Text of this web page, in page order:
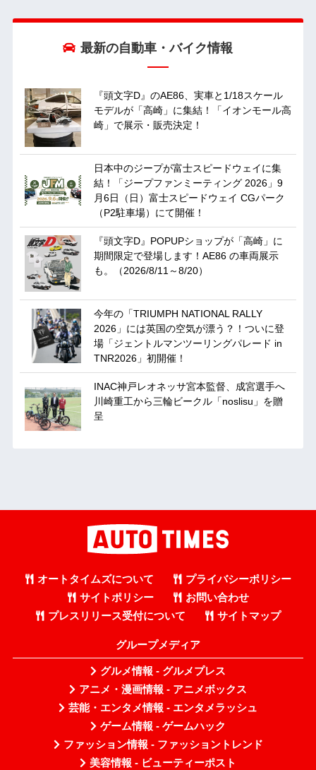
最新の自動車・バイク情報
『頭文字D』のAE86、実車と1/18スケール
モデルが「高崎」に集結！「イオンモール高
崎」で展示・販売決定！
日本中のジープが富士スピードウェイに集
結！「ジープファンミーティング 2026」9
月6日（日）富士スピードウェイ CGパーク
（P2駐車場）にて開催！
『頭文字D』POPUPショップが「高崎」に
期間限定で登場します！AE86 の車両展示
も。（2026/8/11～8/20）
今年の「TRIUMPH NATIONAL RALLY
2026」には英国の空気が漂う？！ついに登
場「ジェントルマンツーリングパレード in
TNR2026」初開催！
INAC神戸レオネッサ宮本監督、成宮選手へ
川崎重工から三輪ビークル「noslisu」を贈
呈
オートタイムズについて
プライバシーポリシー
サイトポリシー
お問い合わせ
プレスリリース受付について
サイトマップ
グループメディア
グルメ情報 - グルメプレス
アニメ・漫画情報 - アニメボックス
芸能・エンタメ情報 - エンタメラッシュ
ゲーム情報 - ゲームハック
ファッション情報 - ファッショントレンド
美容情報 - ビューティーポスト